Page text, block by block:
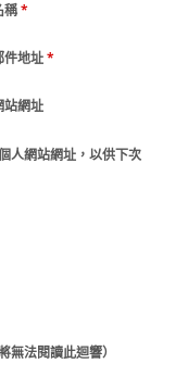
稱*
件地址*
站網址
人網站網址，以供下次
法閱讀此迴響）